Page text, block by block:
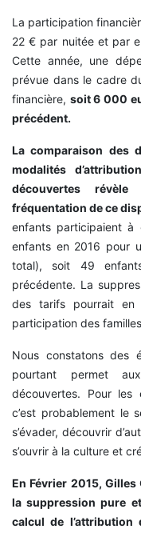
La participation
22 € par nuitée et par
Cette année, une
prévue dans le cadre
financière, soit 6 000
précédent.
La comparaison des
modalités
découvertes
fréquentation de ce
enfants participaient
enfants en 2016 pour
total), soit 49
précédente. La
des tarifs pourrait
participation des
Nous constatons des
pourtant permet
découvertes. Pour les
c’est probablement le
s’évader, découvrir
s’ouvrir à la culture et
En Février 2015, Gilles
la suppression pure
calcul de l’attribution